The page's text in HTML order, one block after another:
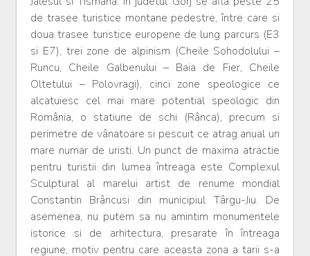
de trasee turistice montane pedestre, între care si
doua trasee turistice europene de lung parcurs (E3
si E7), trei zone de alpinism (Cheile Sohodolului –
Runcu, Cheile Galbenului – Baia de Fier, Cheile
Oltetului – Polovragi), cinci zone speologice ce
alcatuiesc cel mai mare potential speologic din
România, o statiune de schi (Rânca), precum si
perimetre de vânatoare si pescuit ce atrag anual un
mare numar de uristi. Un punct de maxima atractie
pentru turistii din lumea întreaga este Complexul
Sculptural al marelui artist de renume mondial
Constantin Brâncusi din municipiul Târgu-Jiu. De
asemenea, nu putem sa nu amintim monumentele
istorice si de arhitectura, presarate în întreaga
regiune, motiv pentru care aceasta zona a tarii s-a